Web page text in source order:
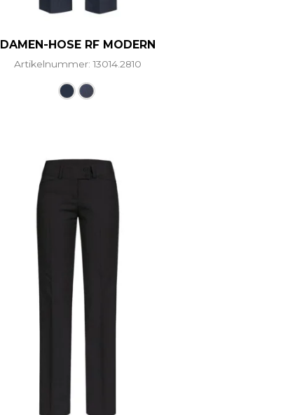
DAMEN-HOSE RF MODERN
Artikelnummer: 13014.2810